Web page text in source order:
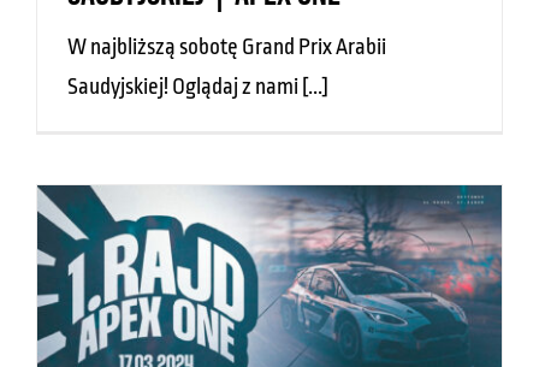
W najbliższą sobotę Grand Prix Arabii
Saudyjskiej! Oglądaj z nami [...]
1. Rajd Apex One | 17.03.2024,
Wrocław